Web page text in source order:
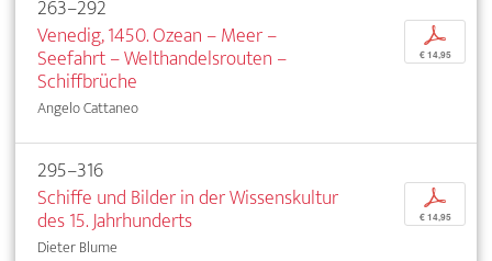
263–292
Venedig, 1450. Ozean – Meer –
Seefahrt – Welthandelsrouten –
Schiffbrüche
Angelo Cattaneo
p
€ 14,95
295–316
Schiffe und Bilder in der Wissenskultur
des 15. Jahrhunderts
Dieter Blume
p
€ 14,95